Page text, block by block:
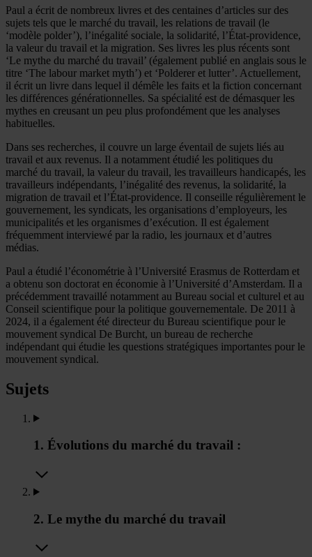
Paul a écrit de nombreux livres et des centaines d’articles sur des
sujets tels que le marché du travail, les relations de travail (le
‘modèle polder’), l’inégalité sociale, la solidarité, l’État-providence,
la valeur du travail et la migration. Ses livres les plus récents sont
‘Le mythe du marché du travail’ (également publié en anglais sous le
titre ‘The labour market myth’) et ‘Polderer et lutter’. Actuellement,
il écrit un livre dans lequel il démêle les faits et la fiction concernant
les différences générationnelles. Sa spécialité est de démasquer les
mythes en creusant un peu plus profondément que les analyses
habituelles.
Dans ses recherches, il couvre un large éventail de sujets liés au
travail et aux revenus. Il a notamment étudié les politiques du
marché du travail, la valeur du travail, les travailleurs handicapés, les
travailleurs indépendants, l’inégalité des revenus, la solidarité, la
migration de travail et l’État-providence. Il conseille régulièrement le
gouvernement, les syndicats, les organisations d’employeurs, les
municipalités et les organismes d’exécution. Il est également
fréquemment interviewé par la radio, les journaux et d’autres
médias.
Paul a étudié l’économétrie à l’Université Erasmus de Rotterdam et
a obtenu son doctorat en économie à l’Université d’Amsterdam. Il a
précédemment travaillé notamment au Bureau social et culturel et au
Conseil scientifique pour la politique gouvernementale. De 2011 à
2024, il a également été directeur du Bureau scientifique pour le
mouvement syndical De Burcht, un bureau de recherche
indépendant qui étudie les questions stratégiques importantes pour le
mouvement syndical.
Sujets
1. Évolutions du marché du travail :
2. Le mythe du marché du travail